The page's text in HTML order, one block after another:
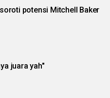
potensi Mitchell Baker
juara yah"